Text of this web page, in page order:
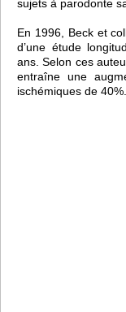
sujets à parodonte
En 1996, Beck et
d’une étude
ans. Selon ces
entraîne une
ischémiques de 40%.